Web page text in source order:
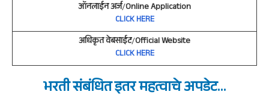
ऑनलाईन अर्ज/Online Application
CLICK HERE
अधिकृत वेबसाईट/Official Website
CLICK HERE
भरती संबंधित इतरमहत्वाचेअपडेट…